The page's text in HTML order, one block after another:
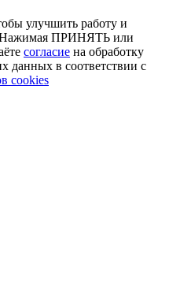
улучшить работу и
Нажимая ПРИНЯТЬ или
согласие на обработку
данных в соответствии с
cookies